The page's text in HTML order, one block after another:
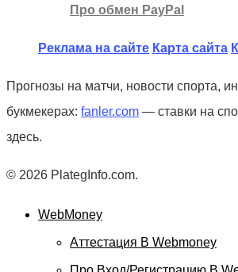
Про обмен PayPal
Реклама на сайте Карта сайта
Прогнозы на матчи, новости спорта,
букмекерах: fanler.com — ставки на
здесь.
© 2026 PlategInfo.com.
WebMoney
Аттестация В Webmoney